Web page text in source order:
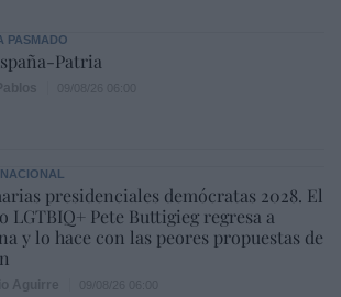
PASMADO
Patria
presidenciales demócratas 2028. El
LGTBIQ+ Pete Buttigieg regresa a
y lo hace con las peores propuestas de